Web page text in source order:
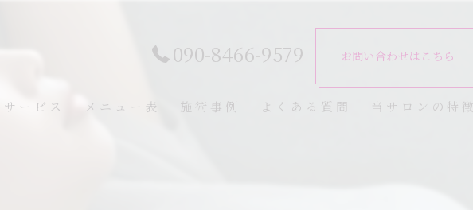
090-8466-9579 お問い合わせはこちら
サービス メニュー表 施術事例 よくある質問 当サロンの特徴